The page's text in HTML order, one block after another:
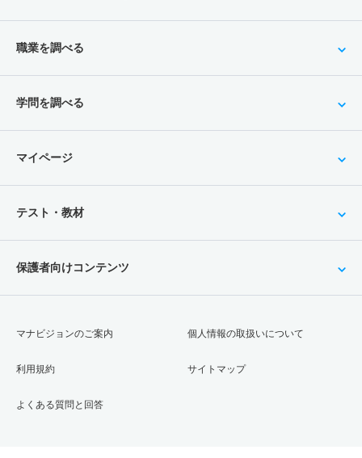
職業を調べる
学問を調べる
マイページ
テスト・教材
保護者向けコンテンツ
マナビジョンのご案内
利用規約
よくある質問と回答
個人情報の取扱いについて
サイトマップ